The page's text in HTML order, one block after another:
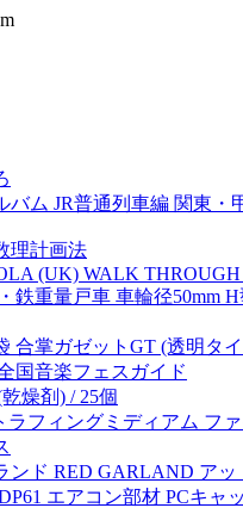
バム JR普通列車編 関東・
理計画法
(UK) WALK
鉄重量戸車 車輪径50mm
合掌ガゼットGT (透明タ
国音楽フェスガイド
燥剤) / 25個
ラフィングミディアム フ
ンド RED GARLAND ア
エアコン部材 PCキャ